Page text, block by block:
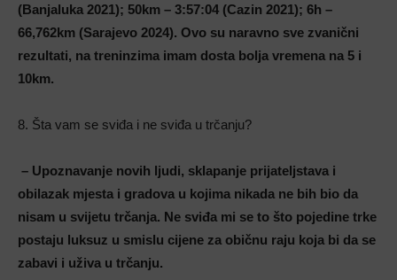
(Banjaluka 2021); 50km – 3:57:04 (Cazin 2021); 6h –
66,762km (Sarajevo 2024). Ovo su naravno sve zvanični
rezultati, na treninzima imam dosta bolja vremena na 5 i
10km.
8. Šta vam se sviđa i ne sviđa u trčanju?
– Upoznavanje novih ljudi, sklapanje prijateljstava i
obilazak mjesta i gradova u kojima nikada ne bih bio da
nisam u svijetu trčanja. Ne sviđa mi se to što pojedine trke
postaju luksuz u smislu cijene za običnu raju koja bi da se
zabavi i uživa u trčanju.